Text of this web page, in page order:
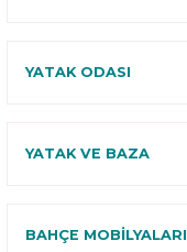
YATAK ODASI
YATAK VE BAZA
BAHÇE MOBİLYALARI